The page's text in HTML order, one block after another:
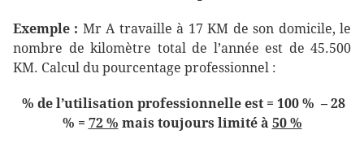
Exemple : Mr A travaille à 17 KM de son domicile, le
nombre de kilomètre total de l’année est de 45.500
KM. Calcul du pourcentage professionnel :
% de l’utilisation professionnelle est = 100 % – 28
% = 72 % mais toujours limité à 50 %